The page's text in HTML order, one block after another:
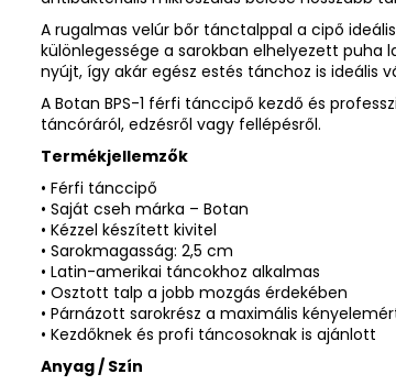
A rugalmas velúr bőr tánctalppal a cipő
különlegessége a sarokban elhelyezett
nyújt, így akár egész estés tánchoz is ideális
A Botan BPS-1 férfi tánccipő kezdő és
táncóráról, edzésről vagy fellépésről.
Termékjellemzők
• Férfi tánccipő
• Saját cseh márka – Botan
• Kézzel készített kivitel
• Sarokmagasság: 2,5 cm
• Latin-amerikai táncokhoz alkalmas
• Osztott talp a jobb mozgás érdekében
• Párnázott sarokrész a maximális
• Kezdőknek és profi táncosoknak is ajánlott
Anyag / Szín